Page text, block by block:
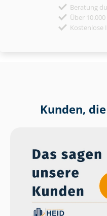
Beratung
Über
Kostenlose
Kunden,